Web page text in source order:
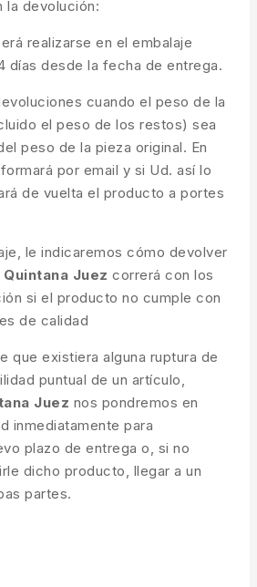
la devolución:
realizarse en el embalaje
días desde la fecha de entrega.
cuando el peso de la
el peso de los restos) sea
peso de la pieza original. En
por email y si Ud. así lo
de vuelta el producto a portes
le indicaremos cómo devolver
Juez correrá con los
si el producto no cumple con
de calidad
que existiera alguna ruptura de
puntual de un artículo,
Juez nos pondremos en
inmediatamente para
plazo de entrega o, si no
dicho producto, llegar a un
partes.